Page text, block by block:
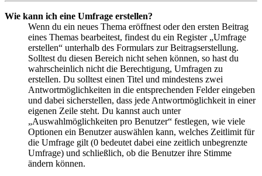
Wie kann ich eine Umfrage erstellen?
Wenn du ein neues Thema eröffnest oder den ersten Beitrag
eines Themas bearbeitest, findest du ein Register „Umfrage
erstellen“ unterhalb des Formulars zur Beitragserstellung.
Solltest du diesen Bereich nicht sehen können, so hast du
wahrscheinlich nicht die Berechtigung, Umfragen zu
erstellen. Du solltest einen Titel und mindestens zwei
Antwortmöglichkeiten in die entsprechenden Felder eingeben
und dabei sicherstellen, dass jede Antwortmöglichkeit in einer
eigenen Zeile steht. Du kannst auch unter
„Auswahlmöglichkeiten pro Benutzer“ festlegen, wie viele
Optionen ein Benutzer auswählen kann, welches Zeitlimit für
die Umfrage gilt (0 bedeutet dabei eine zeitlich unbegrenzte
Umfrage) und schließlich, ob die Benutzer ihre Stimme
ändern können.